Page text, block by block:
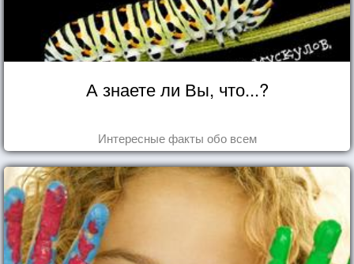
А знаете ли Вы, что...?
Интересные факты обо всем